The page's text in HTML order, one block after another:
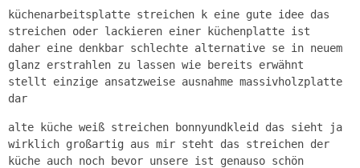
küchenarbeitsplatte streichen k eine gute idee das
streichen oder lackieren einer küchenplatte ist
daher eine denkbar schlechte alternative se in neuem
glanz erstrahlen zu lassen wie bereits erwähnt
stellt einzige ansatzweise ausnahme massivholzplatte
dar
alte küche weiß streichen bonnyundkleid das sieht ja
wirklich großartig aus mir steht das streichen der
küche auch noch bevor unsere ist genauso schön